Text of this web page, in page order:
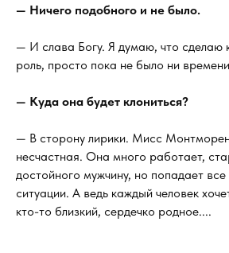
— Ничего подобного и не было.
— И слава Богу. Я думаю, что сделаю
роль, просто пока не было ни
— Куда она будет клониться?
— В сторону лирики. Мисс
несчастная. Она много работает,
достойного мужчину, но попадает
ситуации. А ведь каждый человек
кто-то близкий, сердечко родное....